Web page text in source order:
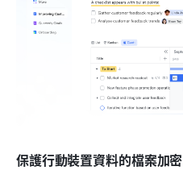
保護行動裝置資料的檔案加密